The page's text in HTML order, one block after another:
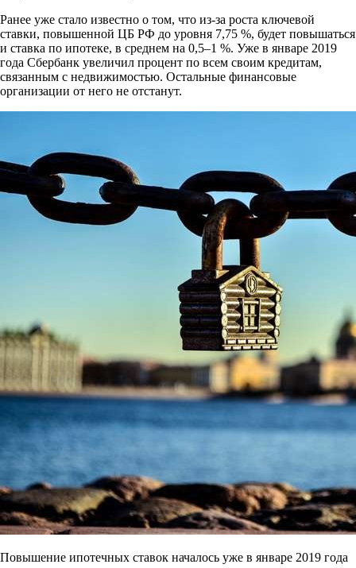
Ранее уже стало известно о том, что из-за роста ключевой
ставки, повышенной ЦБ РФ до уровня 7,75 %, будет повышаться
и ставка по ипотеке, в среднем на 0,5–1 %. Уже в январе 2019
года Сбербанк увеличил процент по всем своим кредитам,
связанным с недвижимостью. Остальные финансовые
организации от него не отстанут.
Повышение ипотечных ставок началось уже в январе 2019 года